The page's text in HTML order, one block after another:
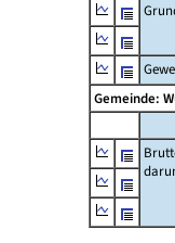
Gemeinde: